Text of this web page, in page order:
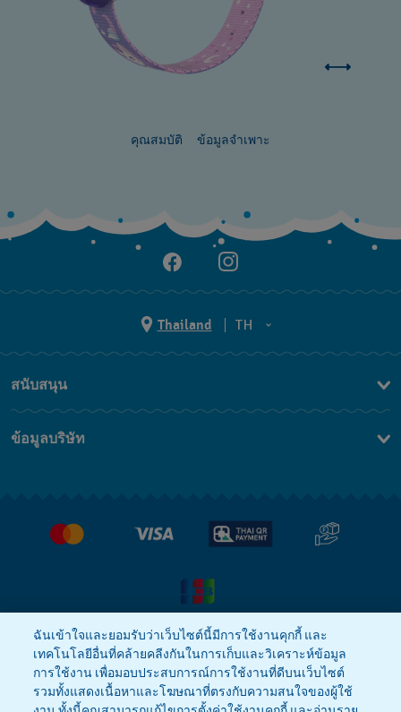
คุณสมบัติ ข้อมูลจำเพาะ
Thailand
TH
TH
สนับสนุน
ข้อมูลบริษัท
นโยบายความเป็นส่วนตัว Cookie notice
ฉันเข้าใจและยอมรับว่าเว็บไซต์นี้มีการใช้งานคุกกี้ และ
เทคโนโลยีอื่นที่คล้ายคลีงกันในการเก็บและวิเคราะห์ข้อมูล
การใช้งาน เพื่อมอบประสบการณ์การใช้งานที่ดีบนเว็บไซต์
รวมทั้งแสดงเนื้อหาและโฆษณาที่ตรงกับความสนใจของผู้ใช้